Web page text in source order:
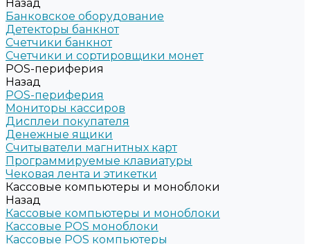
Назад
Банковское оборудование
Детекторы банкнот
Счетчики банкнот
Счетчики и сортировщики монет
POS-периферия
Назад
POS-периферия
Мониторы кассиров
Дисплеи покупателя
Денежные ящики
Считыватели магнитных карт
Программируемые клавиатуры
Чековая лента и этикетки
Кассовые компьютеры и моноблоки
Назад
Кассовые компьютеры и моноблоки
Кассовые POS моноблоки
Кассовые POS компьютеры